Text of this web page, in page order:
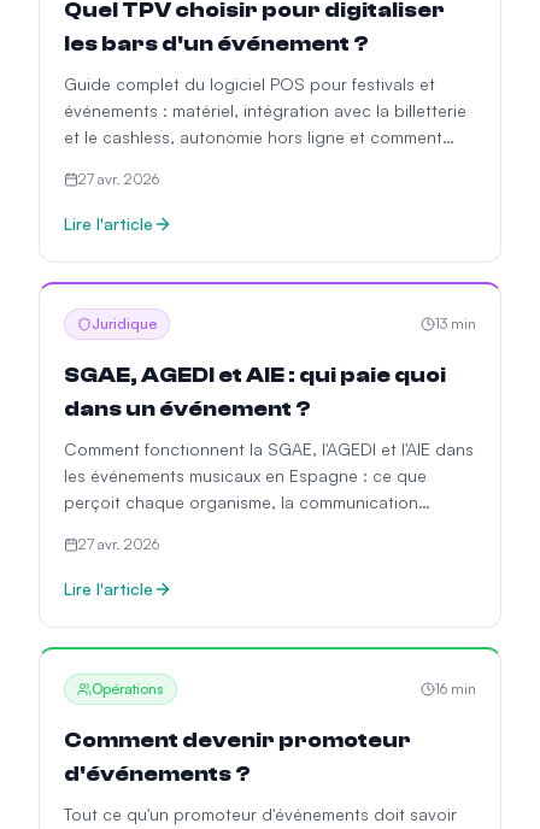
Quel TPV choisir pour digitaliser
les bars d'un événement ?
Guide complet du logiciel POS pour festivals et
événements : matériel, intégration avec la billetterie
et le cashless, autonomie hors ligne et comment
27 avr. 2026
Lire l'article
Juridique 13 min
SGAE, AGEDI et AIE : qui paie quoi
dans un événement ?
Comment fonctionnent la SGAE, l'AGEDI et l'AIE dans
les événements musicaux en Espagne : ce que
perçoit chaque organisme, la communication
courantes.
27 avr. 2026
Lire l'article
Opérations 16 min
Comment devenir promoteur
d'événements ?
Tout ce qu'un promoteur d'événements doit savoir